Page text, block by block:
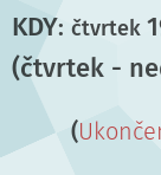
KDY: čtvrtek
(čtvrtek -
(